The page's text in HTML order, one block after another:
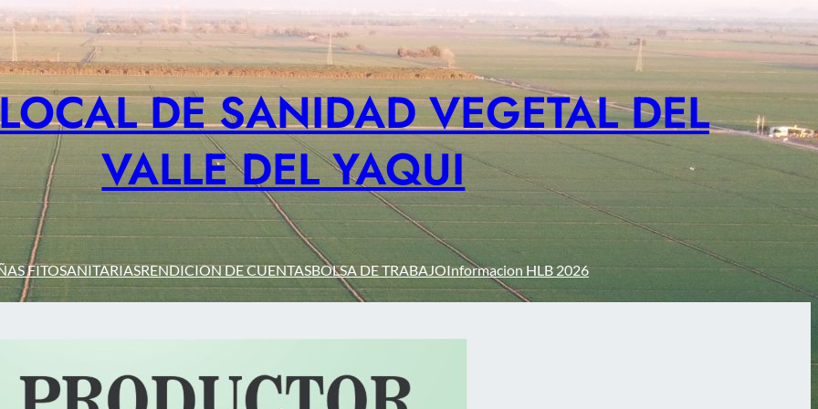
DE SANIDAD VEGETAL DEL
VALLE DEL YAQUI
FITOSANITARIASRENDICION DE CUENTASBOLSA DE TRABAJOInformacion HLB 2026